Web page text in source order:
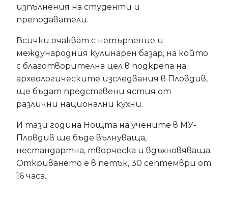
изпълнения на студенти и
преподаватели.
Всички очакват с нетърпение и
международния кулинарен базар, на който
с благотворителна цел в подкрепа на
археологическите изследвания в Пловдив,
ще бъдат представени ястия от
различни национални кухни.
И тази година Нощта на учените в МУ-
Пловдив ще бъде вълнуваща,
нестандартна, творческа и вдъхновяваща.
Откриването е в петък, 30 септември от
16 часа.